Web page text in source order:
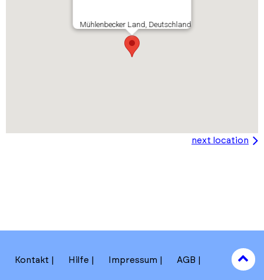
Mühlenbecker Land, Deutschland
next location
Kontakt Hilfe Impressum AGB
to
top